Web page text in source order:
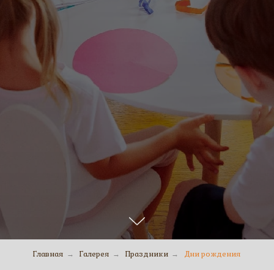
Главная → Галерея → Праздники → Дни рождения